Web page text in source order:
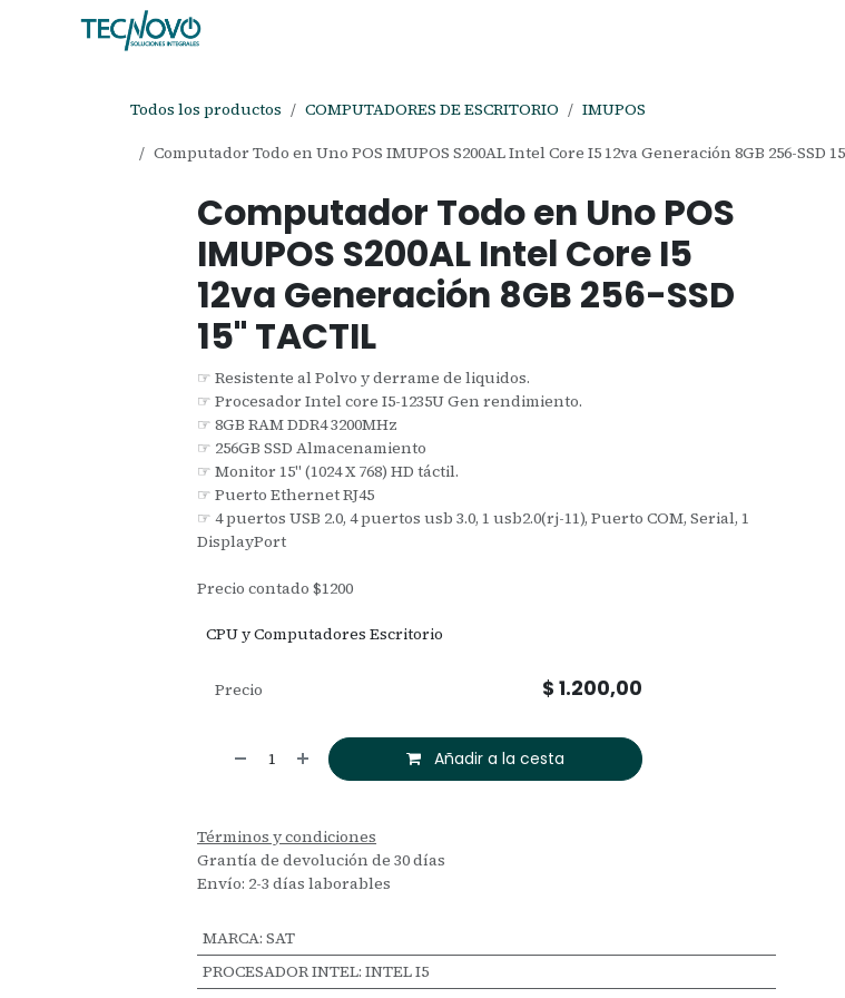
Todos los productos COMPUTADORES DE ESCRITORIO
IMUPOS
Computador Todo en Uno POS IMUPOS S200AL Intel Core I5 12va Generación 8GB 256-SSD
Computador Todo en Uno POS
IMUPOS S200AL Intel Core I5
12va Generación 8GB 256-SSD
15" TACTIL
☞ Resistente al Polvo y derrame de liquidos.
☞ Procesador Intel core I5-1235U Gen rendimiento.
☞ 8GB RAM DDR4 3200MHz
☞ 256GB SSD Almacenamiento
☞ Monitor 15" (1024 X 768) HD táctil.
☞ Puerto Ethernet RJ45
☞ 4 puertos USB 2.0, 4 puertos usb 3.0, 1 usb2.0(rj-11), Puerto COM, Serial, 1
DisplayPort
Precio contado $1200
CPU y Computadores Escritorio
Añadir a la cesta
Precio $1.200,00
Términos y condiciones
Grantía de devolución de 30 días
Envío: 2-3 días laborables
MARCA: SAT
PROCESADOR INTEL: INTEL I5